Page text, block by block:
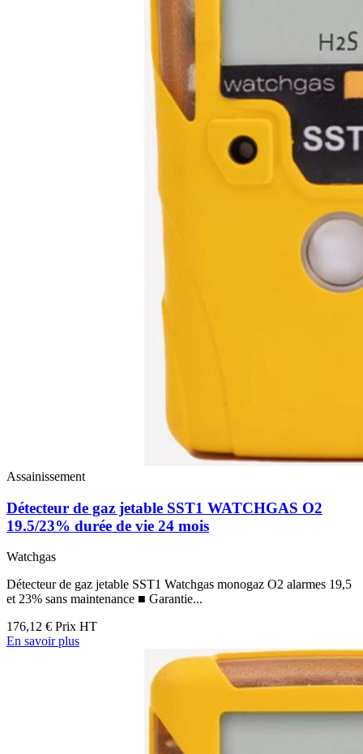
Assainissement
Détecteur de gaz jetable SST1 WATCHGAS O2
19.5/23% durée de vie 24 mois
Watchgas
Détecteur de gaz jetable SST1 Watchgas monogaz O2 alarmes 19,5
et 23% sans maintenance ■ Garantie...
176,12 € Prix HT
En savoir plus